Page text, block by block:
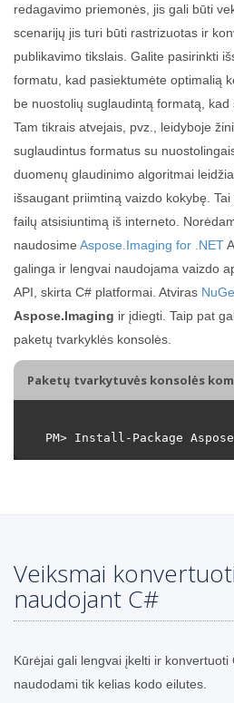
redagavimo priemonės, jis gali būti
scenarijų jis turi būti rastrizuotas ir
publikavimo tikslais. Galite pasirinkti
formatu, kad pasiektumėte optimalią
be nuostolių suglaudintą formatą, kad
Tam tikrais atvejais, pvz., leidyboje
suglaudintus formatus su
duomenų glaudinimo algoritmai
išsaugant priimtiną vaizdo kokybę.
failų atsisiuntimą iš interneto.
naudosime Aspose.Imaging for .NET
galinga ir lengvai naudojama vaizdo
API, skirta C# platformai. Atviras
Aspose.Imaging ir įdiegti. Taip pat
paketų tvarkyklės konsolės.
Paketų tvarkytuvės konsolės
Veiksmai
naudojant C#
Kūrėjai gali lengvai įkelti ir konvertuoti
naudodami tik kelias kodo eilutes.